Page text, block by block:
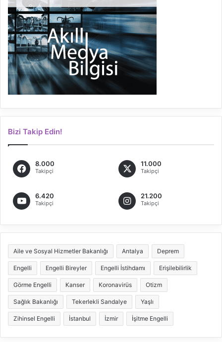
Bizi Takip Edin!
8.000
Takipçi
11.000
Takipçi
6.420
Takipçi
21.200
Takipçi
Aile ve Sosyal Hizmetler Bakanlığı Antalya Deprem
Engelli Engelli Bireyler Engelli İstihdamı Erişilebilirlik
Görme Engelli Kanser Koronavirüs Otizm
Sağlık Bakanlığı Tekerlekli Sandalye Yaşlı
Zihinsel Engelli İstanbul İzmir İşitme Engelli